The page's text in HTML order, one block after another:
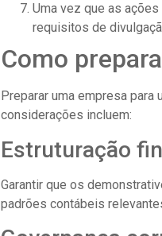
Uma vez que as
requisitos de
Como
Preparar uma empresa
considerações incluem:
Estruturação
Garantir que os
padrões contábeis